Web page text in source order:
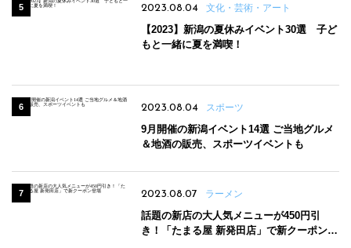
2023.08.04 文化・芸術・アート
【2023】新潟の夏休みイベント30選 子ど
もと一緒に夏を満喫！
2023.08.04 スポーツ
9月開催の新潟イベント14選 ご当地グルメ
＆地酒の販売、スポーツイベントも
2023.08.07 ラーメン
話題の新店の大人気メニューが450円引
き！「たまる屋 新発田店」で新クーポン登